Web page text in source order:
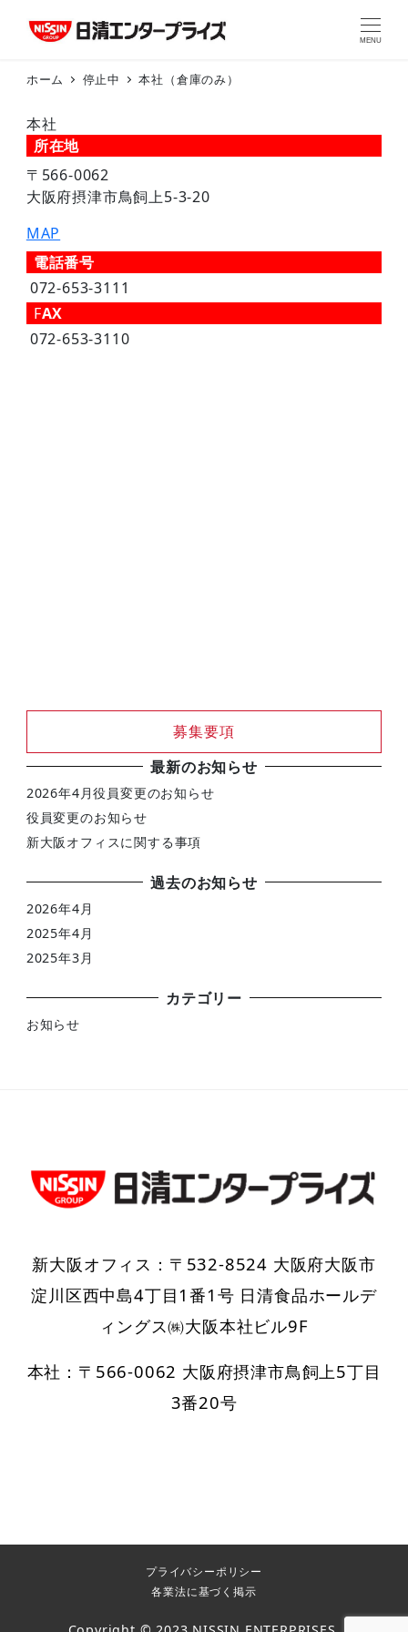
MENU
ホーム 停止中 本社（倉庫のみ）
本社
所在地
〒566-0062
大阪府摂津市鳥飼上5-3-20
MAP
電話番号
072-653-3111
FAX
072-653-3110
募集要項
最新のお知らせ
2026年4月役員変更のお知らせ
役員変更のお知らせ
新大阪オフィスに関する事項
過去のお知らせ
2026年4月
2025年4月
2025年3月
カテゴリー
お知らせ
新大阪オフィス：〒532-8524 大阪府大阪市
淀川区西中島4丁目1番1号 日清食品ホールデ
ィングス㈱大阪本社ビル9F
本社：〒566-0062 大阪府摂津市鳥飼上5丁目
3番20号
プライバシーポリシー
各業法に基づく掲示